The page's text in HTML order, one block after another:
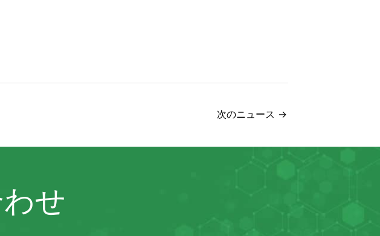
次のニュース →
せ